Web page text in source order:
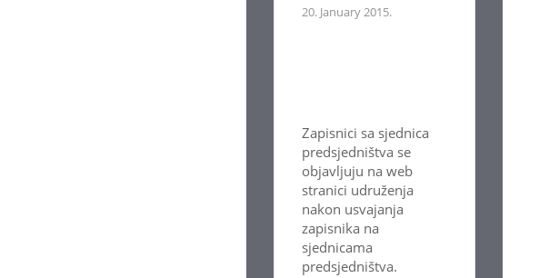
20. January 2015.
Zapisnici sa sjednica
predsjedništva se
objavljuju na web
stranici udruženja
nakon usvajanja
zapisnika na
sjednicama
predsjedništva.